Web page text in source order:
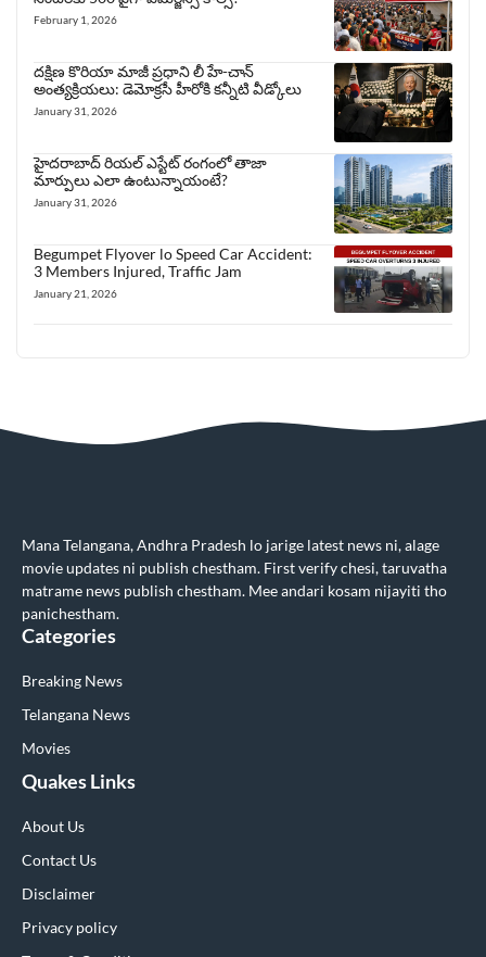
February 1, 2026
దక్షిణ కొరియా మాజీ ప్రధాని లీ హే-చాన్
అంత్యక్రియలు: డెమోక్రసీ హీరోకి కన్నీటి వీడ్కోలు
January 31, 2026
హైదరాబాద్ రియల్ ఎస్టేట్ రంగంలో తాజా
మార్పులు ఎలా ఉంటున్నాయంటే?
January 31, 2026
Begumpet Flyover lo Speed Car Accident:
3 Members Injured, Traffic Jam
January 21, 2026
Mana Telangana, Andhra Pradesh lo jarige latest news ni, alage
movie updates ni publish chestham. First verify chesi, taruvatha
matrame news publish chestham. Mee andari kosam nijayiti tho
panichestham.
Categories
Breaking News
Telangana News
Movies
Quakes Links
About Us
Contact Us
Disclaimer
Privacy policy